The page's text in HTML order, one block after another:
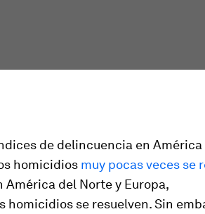
de delincuencia en
homicidios muy pocas veces se
América del Norte y Europa,
homicidios se resuelven. Sin